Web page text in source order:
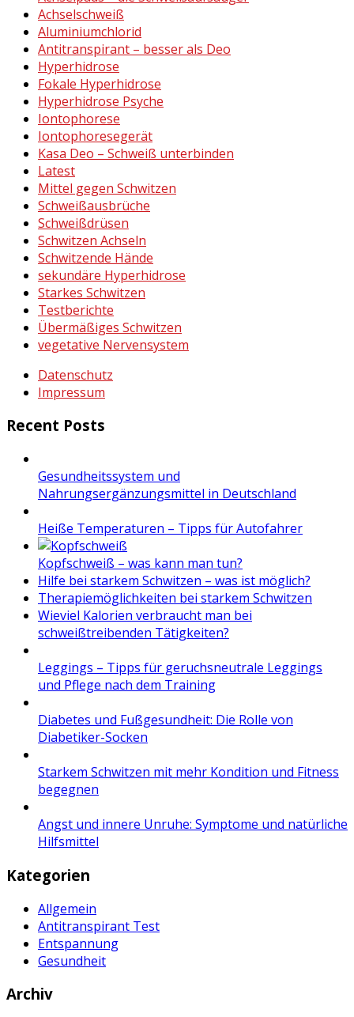
Achselschweiß
Aluminiumchlorid
Antitranspirant – besser als Deo
Hyperhidrose
Fokale Hyperhidrose
Hyperhidrose Psyche
Iontophorese
Iontophoresegerät
Kasa Deo – Schweiß unterbinden
Latest
Mittel gegen Schwitzen
Schweißausbrüche
Schweißdrüsen
Schwitzen Achseln
Schwitzende Hände
sekundäre Hyperhidrose
Starkes Schwitzen
Testberichte
Übermäßiges Schwitzen
vegetative Nervensystem
Datenschutz
Impressum
Recent Posts
Gesundheitssystem und
Nahrungsergänzungsmittel in Deutschland
Heiße Temperaturen – Tipps für Autofahrer
Kopfschweiß – was kann man tun?
Hilfe bei starkem Schwitzen – was ist möglich?
Therapiemöglichkeiten bei starkem Schwitzen
Wieviel Kalorien verbraucht man bei
schweißtreibenden Tätigkeiten?
Leggings – Tipps für geruchsneutrale Leggings
und Pflege nach dem Training
Diabetes und Fußgesundheit: Die Rolle von
Diabetiker-Socken
Starkem Schwitzen mit mehr Kondition und Fitness
begegnen
Angst und innere Unruhe: Symptome und natürliche
Hilfsmittel
Kategorien
Allgemein
Antitranspirant Test
Entspannung
Gesundheit
Archiv